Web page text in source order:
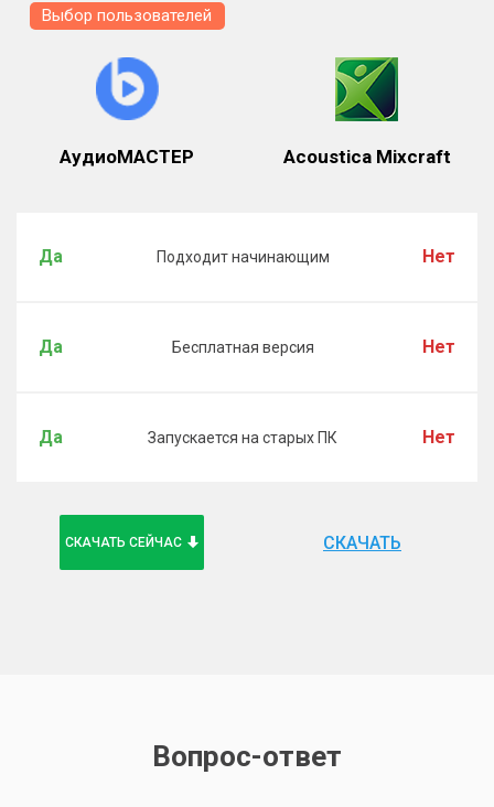
Выбор пользователей
АудиоМАСТЕР Acoustica Mixcraft
Да Подходит начинающим Нет
Да Бесплатная версия Нет
Да Запускается на старых ПК Нет
СКАЧАТЬ СЕЙЧАС СКАЧАТЬ
Вопрос-ответ